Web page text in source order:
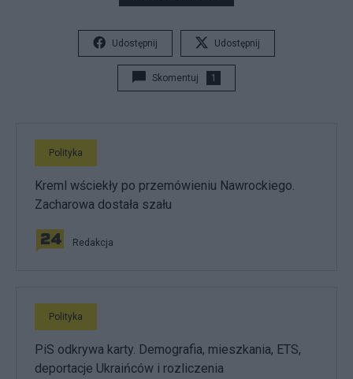
Udostępnij Udostępnij
Skomentuj 1
Polityka
Kreml wściekły po przemówieniu Nawrockiego.
Zacharowa dostała szału
Redakcja
Polityka
PiS odkrywa karty. Demografia, mieszkania, ETS,
deportacje Ukraińców i rozliczenia